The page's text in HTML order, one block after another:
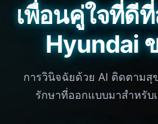
เพื่อนคู่ใจที่ดี
Hyundai
การวินิจฉัยด้วย AI ติดตามสุ
รักษาที่ออกแบบมาสำหรับ